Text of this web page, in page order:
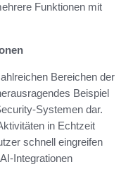
Funktionen mit
Bereichen der
Beispiel
Systemen dar.
in Echtzeit
schnell eingreifen
Integrationen